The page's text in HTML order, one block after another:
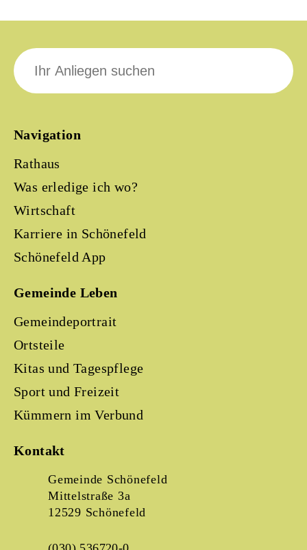
Navigation
Rathaus
Was erledige ich wo?
Wirtschaft
Karriere in Schönefeld
Schönefeld App
Gemeinde Leben
Gemeindeportrait
Ortsteile
Kitas und Tagespflege
Sport und Freizeit
Kümmern im Verbund
Kontakt
Gemeinde Schönefeld
Mittelstraße 3a
12529 Schönefeld
Suche
nach: